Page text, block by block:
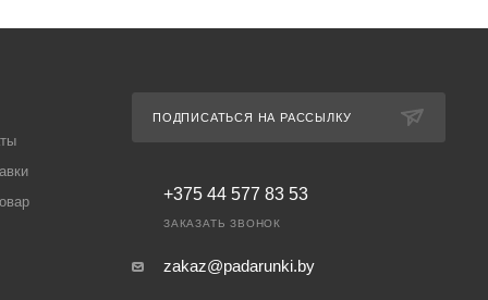
ПОДПИСАТЬСЯ НА РАССЫЛКУ
+375 44 577 83 53
ЗАКАЗАТЬ ЗВОНОК
zakaz@padarunki.by